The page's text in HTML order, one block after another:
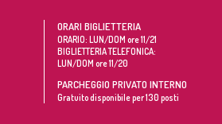
ORARI BIGLIETTERIA
ORARIO: LUN/DOM ore 11/21
BIGLIETTERIA TELEFONICA:
LUN/DOM ore 11/20
PARCHEGGIO PRIVATO INTERNO
Gratuito disponibile per 130 posti